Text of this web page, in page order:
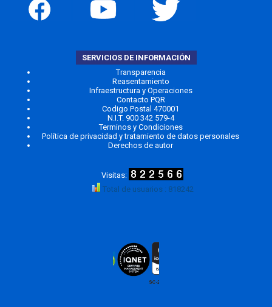
SERVICIOS DE INFORMACIÓN
Transparencia
Reasentamiento
Infraestructura y Operaciones
Contacto PQR
Codigo Postal 470001
N.I.T. 900 342 579-4
Terminos y Condiciones
Política de privacidad y tratamiento de datos personales
Derechos de autor
Total de usuarios : 818242